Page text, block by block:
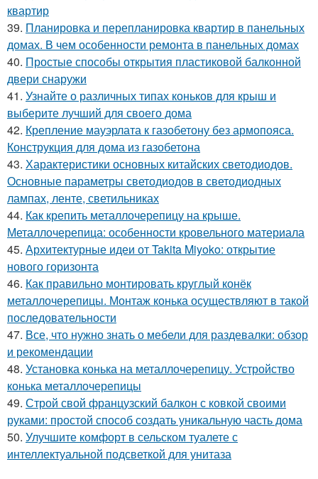
квартир
39. Планировка и перепланировка квартир в панельных
домах. В чем особенности ремонта в панельных домах
40. Простые способы открытия пластиковой балконной
двери снаружи
41. Узнайте о различных типах коньков для крыш и
выберите лучший для своего дома
42. Крепление мауэрлата к газобетону без армопояса.
Конструкция для дома из газобетона
43. Характеристики основных китайских светодиодов.
Основные параметры светодиодов в светодиодных
лампах, ленте, светильниках
44. Как крепить металлочерепицу на крыше.
Металлочерепица: особенности кровельного материала
45. Архитектурные идеи от Takita Miyoko: открытие
нового горизонта
46. Как правильно монтировать круглый конёк
металлочерепицы. Монтаж конька осуществляют в такой
последовательности
47. Все, что нужно знать о мебели для раздевалки: обзор
и рекомендации
48. Установка конька на металлочерепицу. Устройство
конька металлочерепицы
49. Строй свой французский балкон с ковкой своими
руками: простой способ создать уникальную часть дома
50. Улучшите комфорт в сельском туалете с
интеллектуальной подсветкой для унитаза